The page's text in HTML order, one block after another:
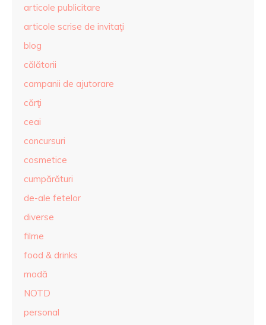
articole publicitare
articole scrise de invitaţi
blog
călătorii
campanii de ajutorare
cărţi
ceai
concursuri
cosmetice
cumpărături
de-ale fetelor
diverse
filme
food & drinks
modă
NOTD
personal